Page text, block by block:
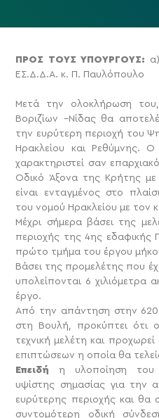
ΠΡΟΣ ΤΟΥΣ ΥΠΟΥΡΓΟΥΣ:
ΕΣ.Δ.Δ.Α. κ. Π. Παυλόπουλο
Μετά την ολοκλήρωση
Βοριζίων –Νίδας θα
την ευρύτερη περιοχή του
Ηρακλείου και Ρεθύμνης.
χαρακτηριστεί σαν
Οδικό Άξονα της Κρήτης
είναι ενταγμένος στο
του νομού Ηρακλείου με τον
Μέχρι σήμερα βάσει της
περιοχής της 4ης εδαφικής
πρώτο τμήμα του έργου
Βάσει της προμελέτης που
υπολείπονται 6 χιλιόμετρα
έργο.
Από την απάντηση στην
στη Βουλή, προκύπτει ότι
τεχνική μελέτη και
επιπτώσεων η οποία θα
Επειδήη υλοποίηση του
υψίστης σημασίας για την
ευρύτερης περιοχής και θα
συντομότερη οδική